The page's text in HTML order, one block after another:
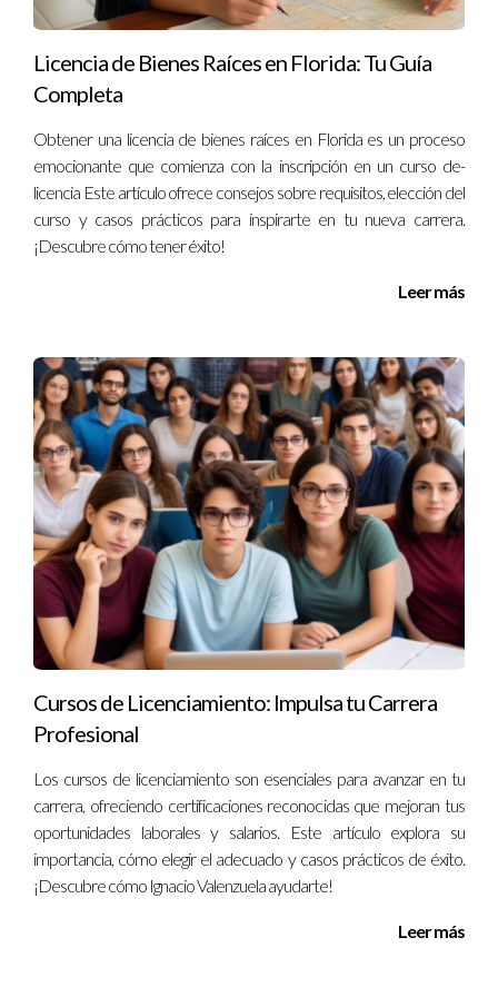
Conclusión
Documentar los cambios de decisión es una práctica esencial
para cualquier profesional que desee proteger su trabajo y
ejemplos prácticos hemos visto cómo una buena
documentación puede prevenir conflictos y proporcionar
claridad en situaciones complejas. No subestimes el poder de
un correo electrónico bien redactado o un acta formal; estos
laboral. Recuerda siempre registrar cualquier cambio
equipo. Si necesitas ayuda adicional sobre cómo gestionar
estos procesos o si tienes preguntas específicas, no dudes en
contactar a Ignacio Valenzuela; él está aquí para ayudarte.
Preguntas Frecuentes
¿Qué tipo de documentos debo utilizar para
registrar cambios?
Puedes utilizar correos electrónicos, actas formales o incluso
herramientas digitales diseñadas para la gestión de proyectos.
¿Es necesario informar a todos los miembros del
equipo sobre cada cambio?
Sí, es fundamental mantener a todos informados para evitar
malentendidos y asegurar que todos estén alineados con las
decisiones tomadas.
¿Qué hacer si alguien no está de acuerdo con un
cambio documentado?
discutirlo abiertamente con todas las partes involucradas
Licencia de Bienes Raíces en Florida: Tu Guía
Completa
Obtener una licencia de bienes raíces en Florida es un proceso
emocionante que comienza con la inscripción en un curso de-
licencia Este artículo ofrece consejos sobre requisitos, elección del
curso y casos prácticos para inspirarte en tu nueva carrera.
¡Descubre cómo tener éxito!
Leer más
Cursos de Licenciamiento: Impulsa tu Carrera
Profesional
Los cursos de licenciamiento son esenciales para avanzar en tu
carrera, ofreciendo certificaciones reconocidas que mejoran tus
oportunidades laborales y salarios. Este artículo explora su
importancia, cómo elegir el adecuado y casos prácticos de éxito.
¡Descubre cómo Ignacio Valenzuela ayudarte!
Leer más